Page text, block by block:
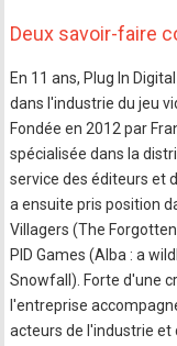
Deux savoir-faire
En 11 ans, Plug In
dans l'industrie du jeu
Fondée en 2012 par
spécialisée dans la
service des éditeurs et
a ensuite pris position
Villagers (The
PID Games (Alba : a
Snowfall). Forte d'une
l'entreprise
acteurs de l'industrie et